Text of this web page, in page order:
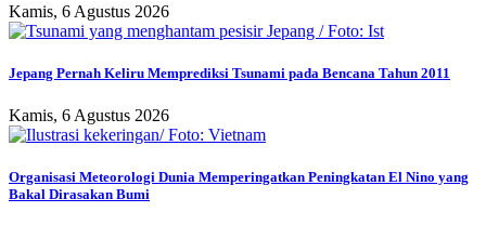
Kamis, 6 Agustus 2026
Jepang Pernah Keliru Memprediksi Tsunami pada Bencana Tahun 2011
Kamis, 6 Agustus 2026
Organisasi Meteorologi Dunia Memperingatkan Peningkatan El Nino yang
Bakal Dirasakan Bumi